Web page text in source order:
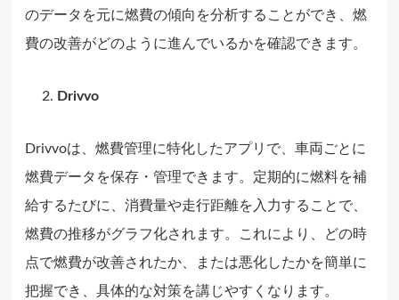
のデータを元に燃費の傾向を分析することができ、燃
費の改善がどのように進んでいるかを確認できます。
Drivvo
Drivvoは、燃費管理に特化したアプリで、車両ごとに
燃費データを保存・管理できます。定期的に燃料を補
給するたびに、消費量や走行距離を入力することで、
燃費の推移がグラフ化されます。これにより、どの時
点で燃費が改善されたか、または悪化したかを簡単に
把握でき、具体的な対策を講じやすくなります。